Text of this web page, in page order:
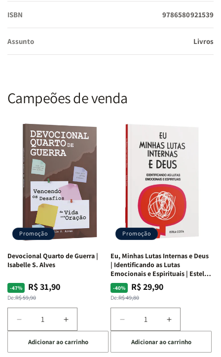
ISBN 9786580921539
Assunto Livros
Campeões de venda
Promoção
Devocional Quarto de Guerra |
Isabelle S. Alves
-47%
Preço
normal
De:R$ 59,90
Preço
promocional
R$ 31,90
Diminuir
a
quantidade
de
Aumentar
a
quantidade
de
Adicionar ao carrinho
Promoção
Eu, Minhas Lutas Internas e Deus
| Identificando as Lutas
Emocionais e Espirituais | Estela
Costa
-40%
Preço
normal
De:R$ 49,80
Preço
promocional
R$ 29,90
Diminuir
a
quantidade
de
Aumentar
a
quantidade
de
Adicionar ao carrinho